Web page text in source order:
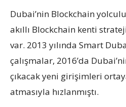
Dubai’nin Blockchain
akıllı Blockchain kenti
var. 2013 yılında Smart
çalışmalar, 2016’da
çıkacak yeni girişimleri
atmasıyla hızlanmıştı.